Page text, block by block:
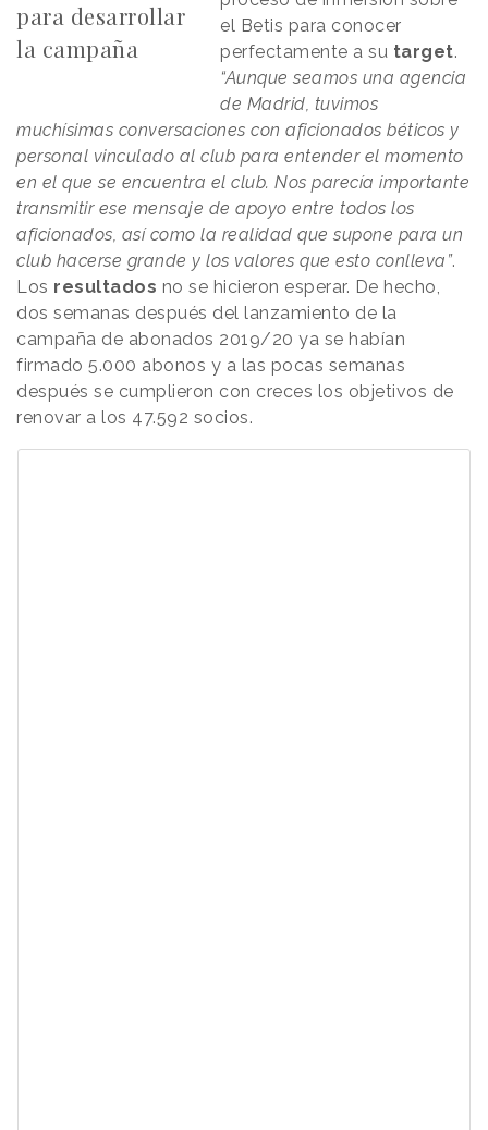
para desarrollar
la campaña
el Betis para conocer
perfectamente a su target.
“Aunque seamos una agencia
de Madrid, tuvimos
muchísimas conversaciones con aficionados béticos y
personal vinculado al club para entender el momento
en el que se encuentra el club. Nos parecía importante
transmitir ese mensaje de apoyo entre todos los
aficionados, así como la realidad que supone para un
club hacerse grande y los valores que esto conlleva”.
Los resultados no se hicieron esperar. De hecho,
dos semanas después del lanzamiento de la
campaña de abonados 2019/20 ya se habían
firmado 5.000 abonos y a las pocas semanas
después se cumplieron con creces los objetivos de
renovar a los 47.592 socios.